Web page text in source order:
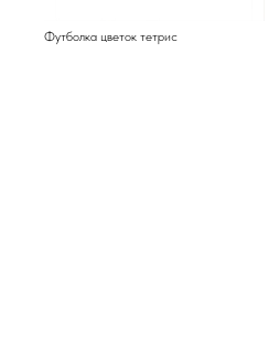
Футболка цветок тетрис